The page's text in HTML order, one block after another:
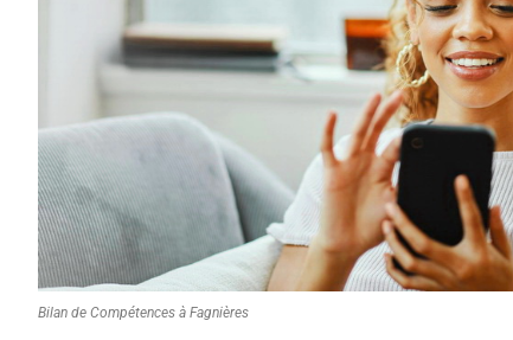
Bilan de Compétences à Fagnières